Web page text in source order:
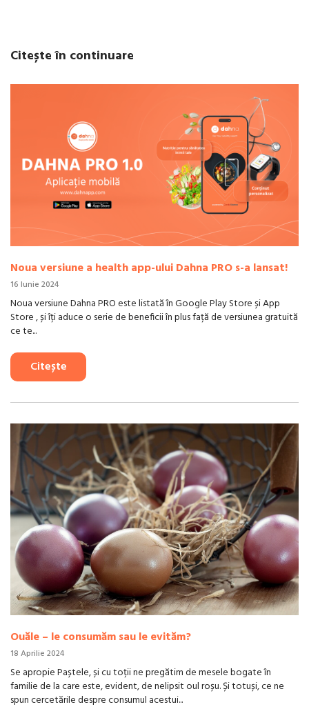
Citește în continuare
Noua versiune a health app-ului Dahna PRO s-a lansat!
16 Iunie 2024
Noua versiune Dahna PRO este listată în Google Play Store și App
Store , și îți aduce o serie de beneficii în plus față de versiunea gratuită
ce te...
Citește
Ouăle – le consumăm sau le evităm?
18 Aprilie 2024
Se apropie Paștele, și cu toții ne pregătim de mesele bogate în
familie de la care este, evident, de nelipsit oul roșu. Și totuși, ce ne
spun cercetările despre consumul acestui...